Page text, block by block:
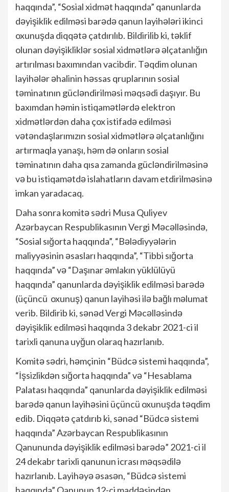
haqqında”, “Sosial xidmət haqqında” qanunlarda
dəyişiklik edilməsi barədə qanun layihələri ikinci
oxunuşda diqqətə çatdırılıb. Bildirilib ki, təklif
olunan dəyişikliklər sosial xidmətlərə əlçatanlığın
artırılması baxımından vacibdir. Təqdim olunan
layihələr əhalinin həssas qruplarının sosial
təminatının gücləndirilməsi məqsədi daşıyır. Bu
baxımdan həmin istiqamətlərdə elektron
xidmətlərdən daha çox istifadə edilməsi
vətəndaşlarımızın sosial xidmətlərə əlçatanlığını
artırmaqla yanaşı, həm də onların sosial
təminatının daha qısa zamanda gücləndirilməsinə
və bu istiqamətdə islahatların davam etdirilməsinə
imkan yaradacaq.
Daha sonra komitə sədri Musa Quliyev
Azərbaycan Respublikasının Vergi Məcəlləsində,
“Sosial sığorta haqqında”, “Bələdiyyələrin
maliyyəsinin əsasları haqqında”, “Tibbi sığorta
haqqında” və “Daşınar əmlakın yüklülüyü
haqqında” qanunlarda dəyişiklik edilməsi barədə
(üçüncü oxunuş) qanun layihəsi ilə bağlı məlumat
verib. Bildirib ki, sənəd Vergi Məcəlləsində
dəyişiklik edilməsi haqqında 3 dekabr 2021-ci il
tarixli qanuna uyğun olaraq hazırlanıb.
Komitə sədri, həmçinin “Büdcə sistemi haqqında”,
“İşsizlikdən sığorta haqqında” və “Hesablama
Palatası haqqında” qanunlarda dəyişiklik edilməsi
barədə qanun layihəsini üçüncü oxunuşda təqdim
edib. Diqqətə çatdırıb ki, sənəd “Büdcə sistemi
haqqında” Azərbaycan Respublikasının
Qanununda dəyişiklik edilməsi barədə” 2021-ci il
24 dekabr tarixli qanunun icrası məqsədilə
hazırlanıb. Layihəyə əsasən, “Büdcə sistemi